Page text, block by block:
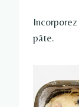
pâte.